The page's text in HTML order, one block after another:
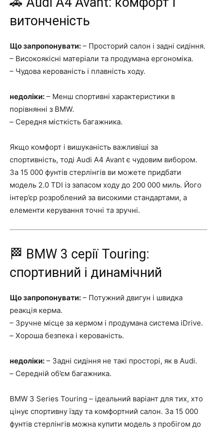
витонченість
Що запропонувати: – Просторий салон і задні сидіння.
– Високоякісні матеріали та продумана ергономіка.
– Чудова керованість і плавність ходу.
недоліки: – Менш спортивні характеристики в
порівнянні з BMW.
– Середня місткість багажника.
Якщо комфорт і вишуканість важливіші за
спортивність, тоді Audi A4 Avant є чудовим вибором.
За 15 000 фунтів стерлінгів ви можете придбати
модель 2.0 TDI із запасом ходу до 200 000 миль. Його
інтер’єр розроблений за високими стандартами, а
елементи керування точні та зручні.
🏁 BMW 3 серії Touring:
спортивний і динамічний
Що запропонувати: – Потужний двигун і швидка
реакція керма.
– Зручне місце за кермом і продумана система iDrive.
– Хороша безпека і керованість.
недоліки: – Задні сидіння не такі просторі, як в Audi.
– Середній об’єм багажника.
BMW 3 Series Touring – ідеальний варіант для тих, хто
цінує спортивну їзду та комфортний салон. За 15 000
фунтів стерлінгів можна купити модель з пробігом до